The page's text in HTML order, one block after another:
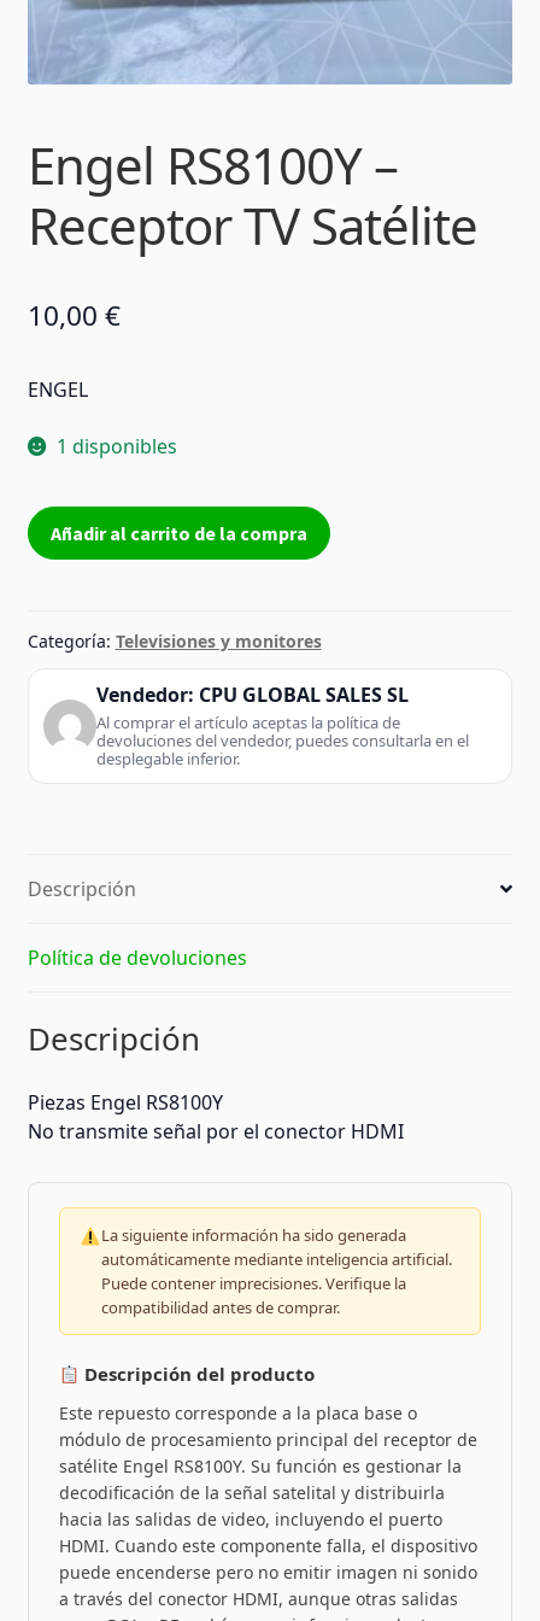
Engel RS8100Y –
Receptor TV Satélite
10,00 €
ENGEL
1 disponibles
Engel
RS8100Y
TV
Satélite
cantidad
Añadir al carrito de la compra
Categoría: Televisiones y monitores
Vendedor: CPU GLOBAL SALES SL
Al comprar el artículo aceptas la política de
devoluciones del vendedor, puedes consultarla en el
desplegable inferior.
Descripción
Política de devoluciones
Descripción
Piezas Engel RS8100Y
No transmite señal por el conector HDMI
La siguiente información ha sido generada
automáticamente mediante inteligencia artificial.
Puede contener imprecisiones. Verifique la
compatibilidad antes de comprar.
Descripción del producto
Este repuesto corresponde a la placa base o
módulo de procesamiento principal del receptor de
satélite Engel RS8100Y. Su función es gestionar la
decodificación de la señal satelital y distribuirla
hacia las salidas de video, incluyendo el puerto
HDMI. Cuando este componente falla, el dispositivo
puede encenderse pero no emitir imagen ni sonido
a través del conector HDMI, aunque otras salidas